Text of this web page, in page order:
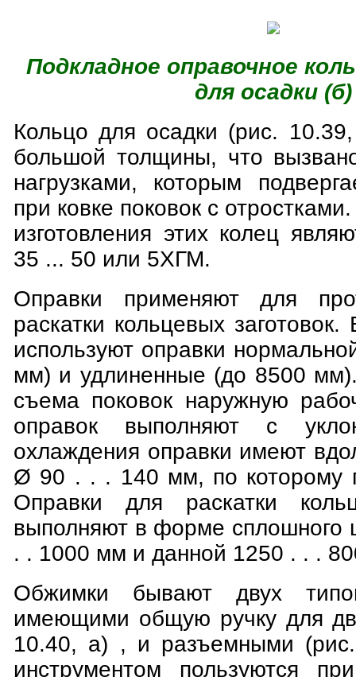
Подкладное оправочное
для осадки (б)
Кольцо для осадки (рис.
большой толщины, что
нагрузками, которым
при ковке поковок с
изготовления этих колец
35 ... 50 или 5ХГМ.
Оправки применяют для
раскатки кольцевых
используют оправки
мм) и удлиненные (до 8500
съема поковок наружную
оправок выполняют с
охлаждения оправки имеют
Ø 90 . . . 140 мм, по которому
Оправки для раскатки
выполняют в форме сплошного
. . 1000 мм и данной 1250 . . .
Обжимки бывают двух
имеющими общую ручку для
10.40, а) , и разъемными
инструментом пользуются